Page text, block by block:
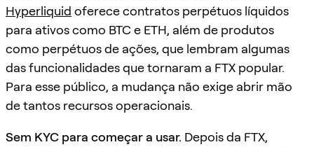
Hyperliquid oferece contratos perpétuos líquidos
para ativos como BTC e ETH, além de produtos
como perpétuos de ações, que lembram algumas
das funcionalidades que tornaram a FTX popular.
Para esse público, a mudança não exige abrir mão
de tantos recursos operacionais.
Sem KYC para começar a usar. Depois da FTX,